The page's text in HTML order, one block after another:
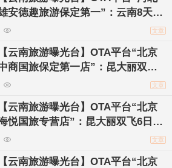
安德趣旅游保定第一”：云南8天7
晚游只要1280元？真有这么划算的事
文章
【云南旅游曝光台】OTA平台“北京
商国旅保定第一店”：昆大丽双飞6
日游只要1280元？需谨慎！
文章
【云南旅游曝光台】OTA平台“北京
悦国旅专营店”：昆大丽双飞6日游
只要1780元？标明2个购物点！
文章
【云南旅游曝光台】OTA平台“北京